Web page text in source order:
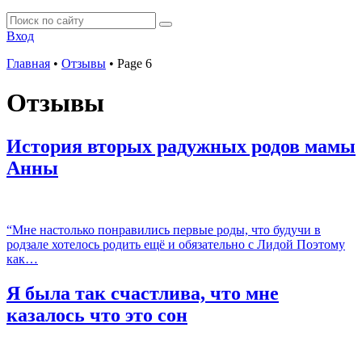
Вход
Главная • Отзывы • Page 6
Отзывы
История вторых радужных родов мамы
Анны
“Мне настолько понравились первые роды, что будучи в
родзале хотелось родить ещё и обязательно с Лидой Поэтому
как…
Я была так счастлива, что мне
казалось что это сон